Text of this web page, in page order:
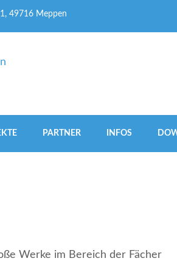
49716 Meppen
PARTNER INFOS
Werke im Bereich der Fächer